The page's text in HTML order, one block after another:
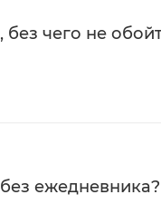
чего не
ежедневника?